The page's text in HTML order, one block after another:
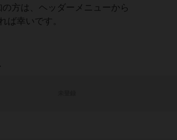
方は、ヘッダーメニューから
ば幸いです。